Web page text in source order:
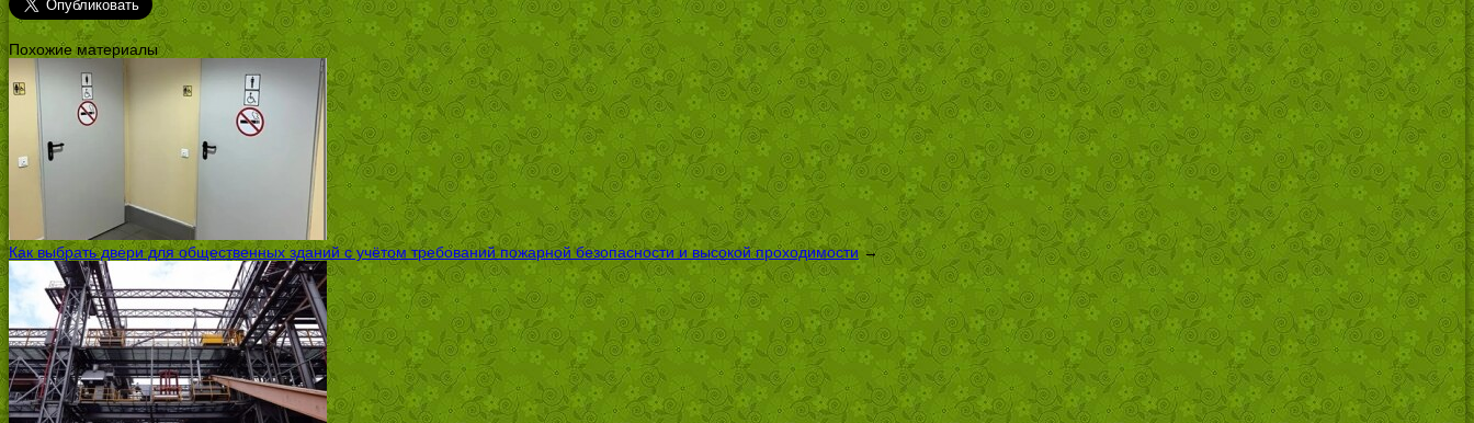
Похожие материалы
Как выбрать двери для общественных зданий с учётом требований пожарной безопасности и высокой проходимости→